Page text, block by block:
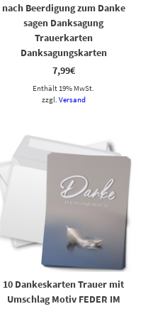
nach Beerdigung zum Danke
sagen Danksagung
Trauerkarten
Danksagungskarten
7,99€
Enthält 19% MwSt.
zzgl. Versand
10 Dankeskarten Trauer mit
Umschlag Motiv FEDER IM